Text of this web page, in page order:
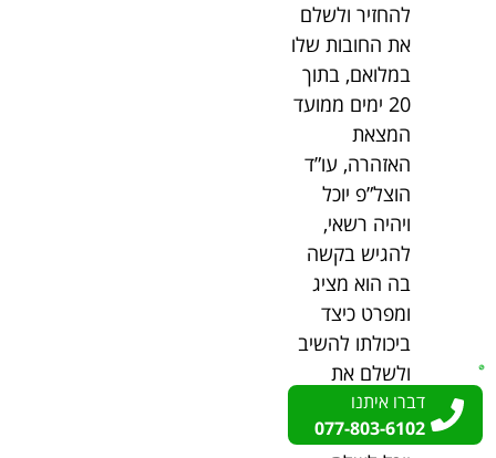
להחזיר ולשלם
את החובות שלו
במלואם, בתוך
20 ימים ממועד
המצאת
האזהרה, עו”ד
הוצל”פ יוכל
ויהיה רשאי,
להגיש בקשה
בה הוא מציג
ומפרט כיצד
ביכולתו להשיב
ולשלם את
החוב, איזה
סכום חודשי הוא
דברו איתנו
077-803-6102
דברו איתנו
077-803-6102